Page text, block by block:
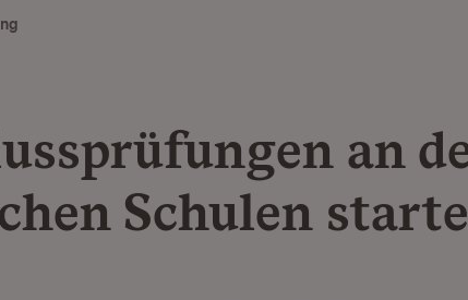
an
Schulen